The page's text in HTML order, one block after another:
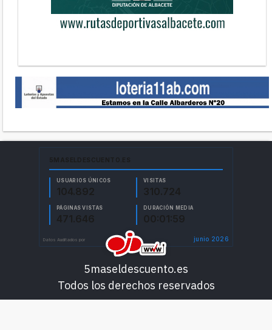
5maseldescuento.es
Todos los derechos reservados